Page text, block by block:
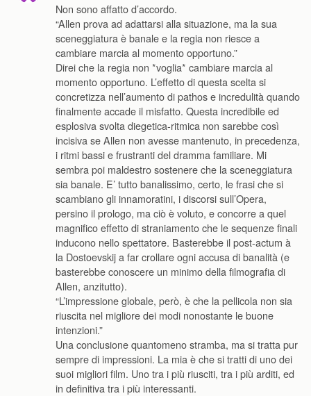
Non sono affatto d’accordo.
“Allen prova ad adattarsi alla situazione, ma la sua
sceneggiatura è banale e la regia non riesce a
cambiare marcia al momento opportuno.”
Direi che la regia non *voglia* cambiare marcia al
momento opportuno. L’effetto di questa scelta si
concretizza nell’aumento di pathos e incredulità quando
finalmente accade il misfatto. Questa incredibile ed
esplosiva svolta diegetica-ritmica non sarebbe così
incisiva se Allen non avesse mantenuto, in precedenza,
i ritmi bassi e frustranti del dramma familiare. Mi
sembra poi maldestro sostenere che la sceneggiatura
sia banale. E’ tutto banalissimo, certo, le frasi che si
scambiano gli innamoratini, i discorsi sull’Opera,
persino il prologo, ma ciò è voluto, e concorre a quel
magnifico effetto di straniamento che le sequenze finali
inducono nello spettatore. Basterebbe il post-actum à
la Dostoevskij a far crollare ogni accusa di banalità (e
basterebbe conoscere un minimo della filmografia di
Allen, anzitutto).
“L’impressione globale, però, è che la pellicola non sia
riuscita nel migliore dei modi nonostante le buone
intenzioni.”
Una conclusione quantomeno stramba, ma si tratta pur
sempre di impressioni. La mia è che si tratti di uno dei
suoi migliori film. Uno tra i più riusciti, tra i più arditi, ed
in definitiva tra i più interessanti.